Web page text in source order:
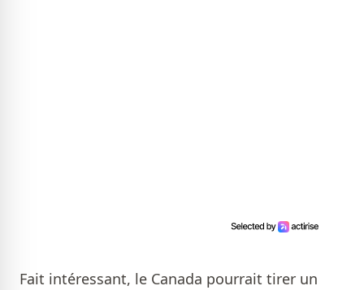
Fait intéressant, le Canada pourrait tirer un